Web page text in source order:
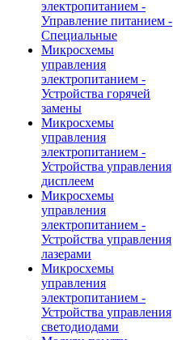
электропитанием -
Управление питанием -
Специальные
Микросхемы
управления
электропитанием -
Устройства горячей
замены
Микросхемы
управления
электропитанием -
Устройства управления
дисплеем
Микросхемы
управления
электропитанием -
Устройства управления
лазерами
Микросхемы
управления
электропитанием -
Устройства управления
светодиодами